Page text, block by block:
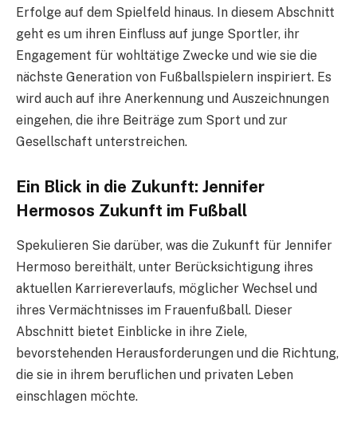
Erfolge auf dem Spielfeld hinaus. In diesem Abschnitt
geht es um ihren Einfluss auf junge Sportler, ihr
Engagement für wohltätige Zwecke und wie sie die
nächste Generation von Fußballspielern inspiriert. Es
wird auch auf ihre Anerkennung und Auszeichnungen
eingehen, die ihre Beiträge zum Sport und zur
Gesellschaft unterstreichen.
Ein Blick in die Zukunft: Jennifer
Hermosos Zukunft im Fußball
Spekulieren Sie darüber, was die Zukunft für Jennifer
Hermoso bereithält, unter Berücksichtigung ihres
aktuellen Karriereverlaufs, möglicher Wechsel und
ihres Vermächtnisses im Frauenfußball. Dieser
Abschnitt bietet Einblicke in ihre Ziele,
bevorstehenden Herausforderungen und die Richtung,
die sie in ihrem beruflichen und privaten Leben
einschlagen möchte.